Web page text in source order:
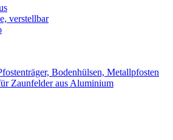
verstellbar
Bodenhülsen, Metallpfosten
Zaunfelder aus Aluminium